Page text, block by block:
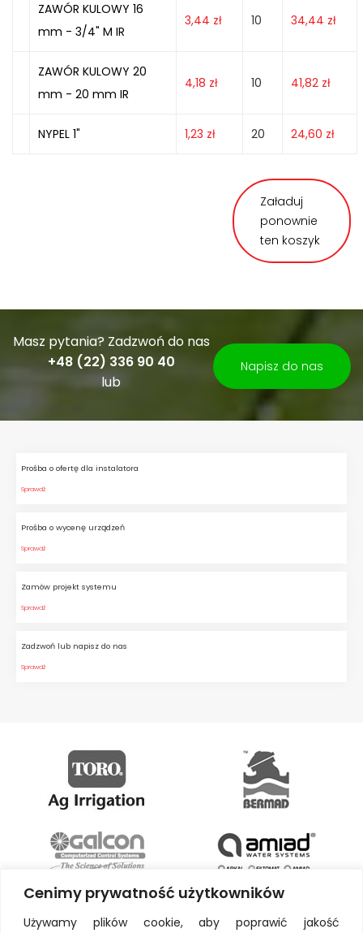
Cenimy prywatność użytkowników
Używamy plików cookie, aby poprawić jakość
ZAWÓR KULOWY 16
mm - 3/4" M IR
3,44 zł 10 34,44 zł
ZAWÓR KULOWY 20
mm - 20 mm IR
4,18 zł 10 41,82 zł
NYPEL 1" 1,23 zł 20 24,60 zł
Załaduj
ponownie
ten koszyk
Masz pytania? Zadzwoń do nas
+48 (22) 336 90 40
lub
Napisz do nas
Prośba o ofertę dla instalatora
Sprawdź
Prośba o wycenę urządzeń
Sprawdź
Zamów projekt systemu
Sprawdź
Zadzwoń lub napisz do nas
Sprawdź